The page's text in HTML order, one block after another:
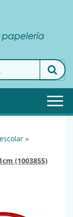
es tu papelería
Podrás
lo necesario
»